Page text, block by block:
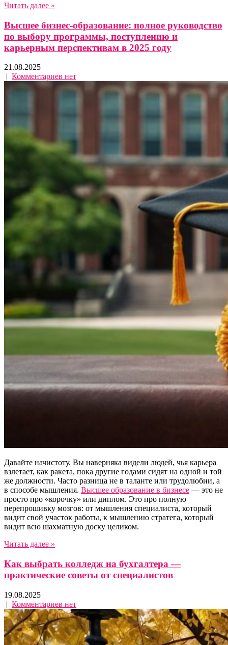
Читать далее »
Высшее бизнес-образование: полное руководство
по выбору программы, поступлению и
карьерным перспективам в 2025 году
21.08.2025
| Комментариев нет
Давайте начистоту. Вы наверняка видели людей, чья карьера
взлетает, как ракета, пока другие годами сидят на одной и той
же должности. Часто разница не в таланте или трудолюбии, а
в способе мышления. Высшее образование в бизнесе — это не
просто про «корочку» или диплом. Это про полную
перепрошивку мозгов: от мышления специалиста, который
видит свой участок работы, к мышлению стратега, который
видит всю шахматную доску целиком.
Читать далее »
Как выбрать колледж на бухгалтера —
практические советы от специалистов
19.08.2025
| Комментариев нет